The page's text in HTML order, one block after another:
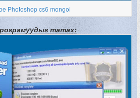
Photoshop cs6 mongol
татах: